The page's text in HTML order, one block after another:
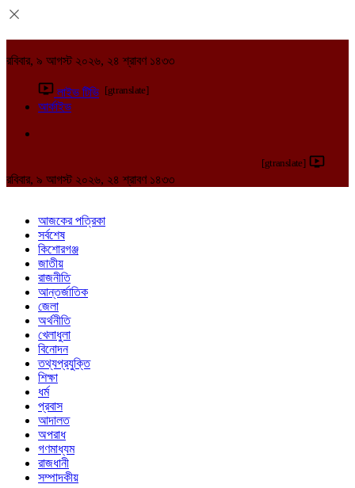
রবিবার, ৯ আগস্ট ২০২৬, ২৪ শ্রাবণ ১৪৩৩
লাইভ টিভি [gtranslate]
আর্কাইভ
[gtranslate]
রবিবার, ৯ আগস্ট ২০২৬, ২৪ শ্রাবণ ১৪৩৩
আজকের পত্রিকা
সর্বশেষ
কিশোরগঞ্জ
জাতীয়
রাজনীতি
আন্তর্জাতিক
জেলা
অর্থনীতি
খেলাধুলা
বিনোদন
তথ্যপ্রযুক্তি
শিক্ষা
ধর্ম
প্রবাস
আদালত
অপরাধ
গণমাধ্যম
রাজধানী
সম্পাদকীয়